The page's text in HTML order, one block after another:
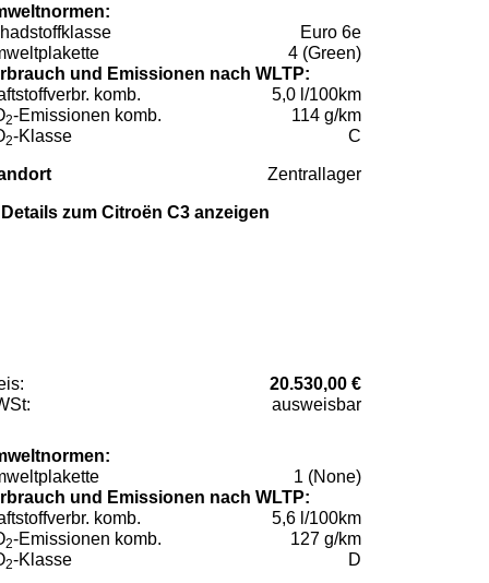
Euro 6e
4 (Green)
und Emissionen nach WLTP:
komb.
5,0 l/100km
2-Emissionen komb.
114 g/km
2-Klasse C
Zentrallager
zum Citroën C3 anzeigen
20.530,00 €
ausweisbar
1 (None)
und Emissionen nach WLTP:
komb.
5,6 l/100km
2-Emissionen komb.
127 g/km
2-Klasse D